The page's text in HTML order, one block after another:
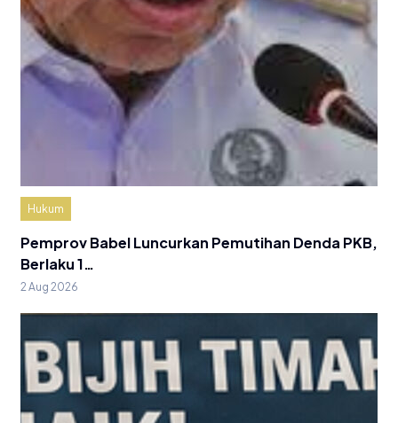
Hukum
Pemprov Babel Luncurkan Pemutihan Denda PKB,
Berlaku 1…
2 Aug 2026